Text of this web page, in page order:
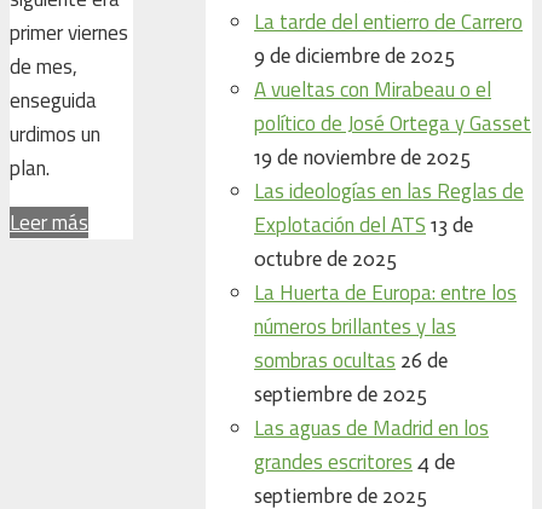
primer viernes
de mes,
enseguida
urdimos un
plan.
Leer más
La tarde del entierro de Carrero
9 de diciembre de 2025
A vueltas con Mirabeau o el
político de José Ortega y Gasset
19 de noviembre de 2025
Las ideologías en las Reglas de
Explotación del ATS 13 de
octubre de 2025
La Huerta de Europa: entre los
números brillantes y las
sombras ocultas 26 de
septiembre de 2025
Las aguas de Madrid en los
grandes escritores 4 de
septiembre de 2025